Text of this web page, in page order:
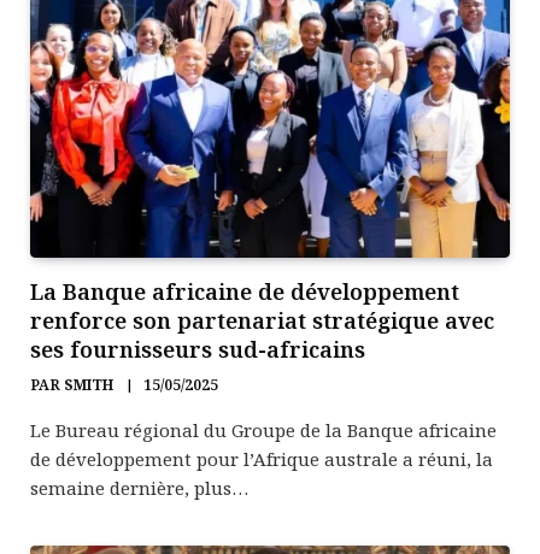
La Banque africaine de développement
renforce son partenariat stratégique avec
ses fournisseurs sud-africains
PAR SMITH 15/05/2025
Le Bureau régional du Groupe de la Banque africaine
de développement pour l’Afrique australe a réuni, la
semaine dernière, plus…